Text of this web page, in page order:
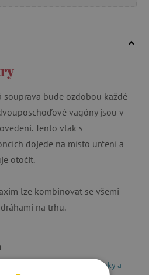
souprava bude ozdobou každé
vagóny jsou v
Tento vlak s
dojede na místo určení a
otočit.
lze kombinovat se všemi
na trhu.
Vagonky a